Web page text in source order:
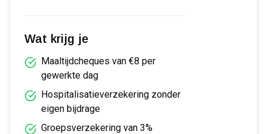
Wat krijg je
Maaltijdcheques van €8 per
gewerkte dag
Hospitalisatieverzekering zonder
eigen bijdrage
Groepsverzekering van 3%